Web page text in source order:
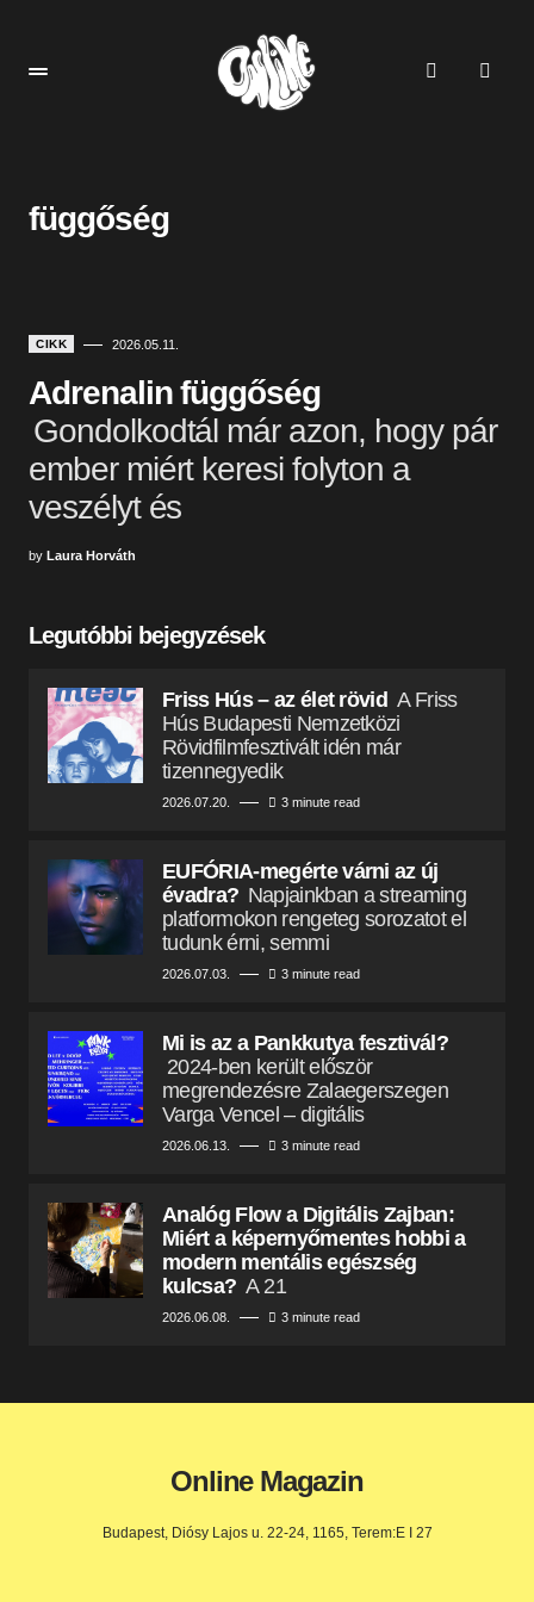
függőség
CIKK 2026.05.11.
Adrenalin függőség
Gondolkodtál már azon, hogy pár
ember miért keresi folyton a
veszélyt és
by Laura Horváth
Legutóbbi bejegyzések
Friss Hús – az élet rövid A Friss
Hús Budapesti Nemzetközi
Rövidfilmfesztivált idén már
tizennegyedik
2026.07.20. 3 minute read
EUFÓRIA-megérte várni az új
évadra? Napjainkban a streaming
platformokon rengeteg sorozatot el
tudunk érni, semmi
2026.07.03. 3 minute read
Mi is az a Pankkutya fesztivál?
2024-ben került először
megrendezésre Zalaegerszegen
Varga Vencel – digitális
2026.06.13. 3 minute read
Analóg Flow a Digitális Zajban:
Miért a képernyőmentes hobbi a
modern mentális egészség
kulcsa? A 21
2026.06.08. 3 minute read
Online Magazin
Budapest, Diósy Lajos u. 22-24, 1165, Terem:E I 27